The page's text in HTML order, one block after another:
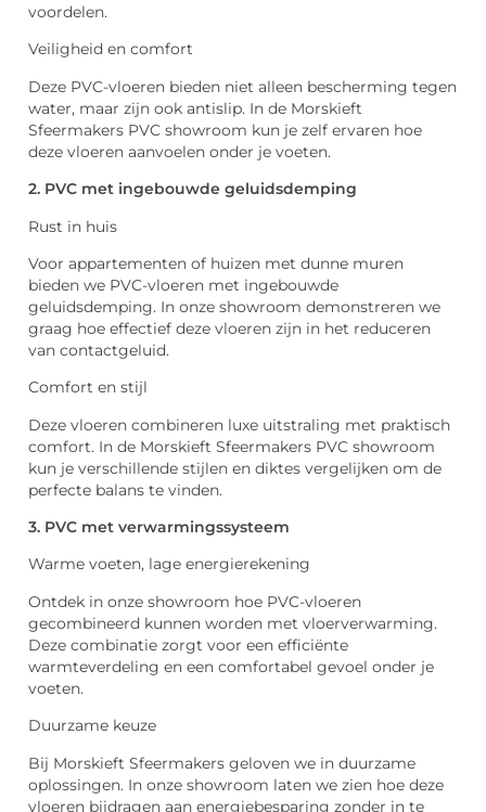
voordelen.
Veiligheid en comfort
Deze PVC-vloeren bieden niet alleen bescherming tegen
water, maar zijn ook antislip. In de Morskieft
Sfeermakers PVC showroom kun je zelf ervaren hoe
deze vloeren aanvoelen onder je voeten.
2. PVC met ingebouwde geluidsdemping
Rust in huis
Voor appartementen of huizen met dunne muren
bieden we PVC-vloeren met ingebouwde
geluidsdemping. In onze showroom demonstreren we
graag hoe effectief deze vloeren zijn in het reduceren
van contactgeluid.
Comfort en stijl
Deze vloeren combineren luxe uitstraling met praktisch
comfort. In de Morskieft Sfeermakers PVC showroom
kun je verschillende stijlen en diktes vergelijken om de
perfecte balans te vinden.
3. PVC met verwarmingssysteem
Warme voeten, lage energierekening
Ontdek in onze showroom hoe PVC-vloeren
gecombineerd kunnen worden met vloerverwarming.
Deze combinatie zorgt voor een efficiënte
warmteverdeling en een comfortabel gevoel onder je
voeten.
Duurzame keuze
Bij Morskieft Sfeermakers geloven we in duurzame
oplossingen. In onze showroom laten we zien hoe deze
vloeren bijdragen aan energiebesparing zonder in te